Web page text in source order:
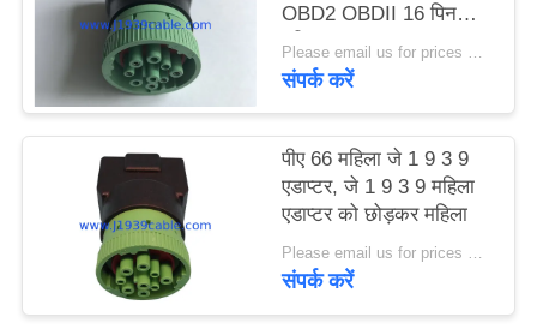
OBD2 OBDII 16 पिन
महिला एडाप्टर
Please email us for prices MOQ:100 पीसी
संपर्क करें
पीए 66 महिला जे 1 9 3 9
एडाप्टर, जे 1 9 3 9 महिला
एडाप्टर को छोड़कर महिला
Please email us for prices MOQ:100 पीसी
संपर्क करें